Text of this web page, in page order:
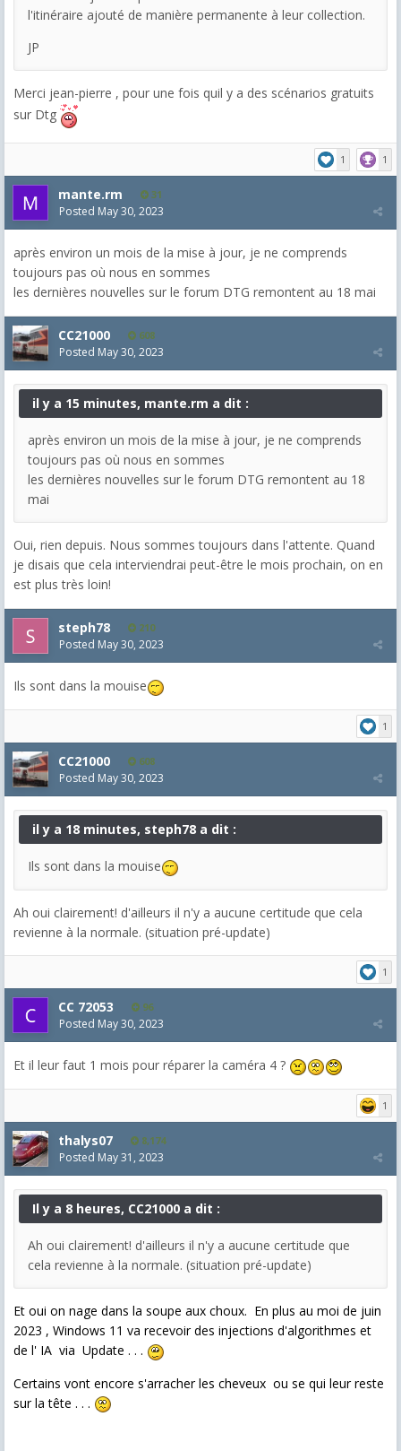
l'itinéraire ajouté de manière permanente à leur collection.
JP
Merci jean-pierre , pour une fois quil y a des scénarios gratuits
sur Dtg
1 1
mante.rm 31
Posted May 30, 2023
après environ un mois de la mise à jour, je ne comprends
toujours pas où nous en sommes
les dernières nouvelles sur le forum DTG remontent au 18 mai
CC21000 608
Posted May 30, 2023
il y a 15 minutes, mante.rm a dit :
après environ un mois de la mise à jour, je ne comprends
toujours pas où nous en sommes
les dernières nouvelles sur le forum DTG remontent au 18
mai
Oui, rien depuis. Nous sommes toujours dans l'attente. Quand
je disais que cela interviendrai peut-être le mois prochain, on en
est plus très loin!
steph78 210
Posted May 30, 2023
Ils sont dans la mouise
1
CC21000 608
Posted May 30, 2023
il y a 18 minutes, steph78 a dit :
Ils sont dans la mouise
Ah oui clairement! d'ailleurs il n'y a aucune certitude que cela
revienne à la normale. (situation pré-update)
1
CC 72053 96
Posted May 30, 2023
Et il leur faut 1 mois pour réparer la caméra 4 ?
1
thalys07 8,174
Posted May 31, 2023
Il y a 8 heures, CC21000 a dit :
Ah oui clairement! d'ailleurs il n'y a aucune certitude que
cela revienne à la normale. (situation pré-update)
Et oui on nage dans la soupe aux choux. En plus au moi de juin
2023 , Windows 11 va recevoir des injections d'algorithmes et
de l' IA via Update . . .
Certains vont encore s'arracher les cheveux ou se qui leur reste
sur la tête . . .